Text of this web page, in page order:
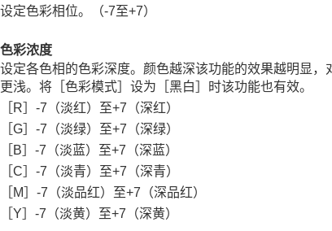
设定色彩相位。（-7至+7）
色彩浓度
设定各色相的色彩深度。颜色越深该功能的效果越明显
更浅。将 ［色彩模式］ 设为 ［黑白］
时该功能也有效。
［R］-7（淡红）至+7（深红）
［G］-7（淡绿）至+7（深绿）
［B］-7（淡蓝）至+7（深蓝）
［C］-7（淡青）至+7（深青）
［M］-7（淡品红）至+7（深品红）
［Y］-7（淡黄）至+7（深黄）